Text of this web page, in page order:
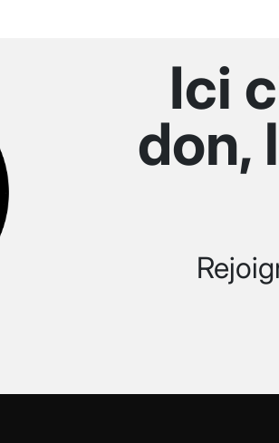
Ici
don,